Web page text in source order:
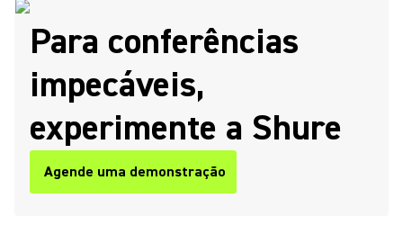
Para conferências
impecáveis,
experimente a Shure
Agende uma demonstração